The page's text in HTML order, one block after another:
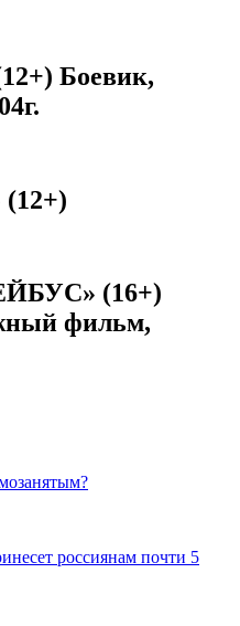
Боевик,
(16+)
фильм,
россиянам почти 5